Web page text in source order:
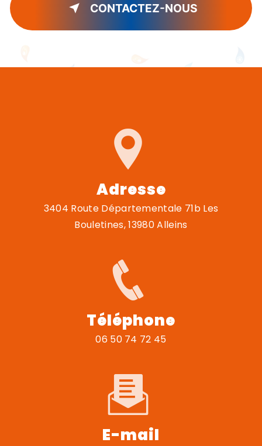
CONTACTEZ-NOUS
Adresse
3404 Route Départementale 71b Les
Bouletines, 13980 Alleins
Téléphone
06 50 74 72 45
E-mail